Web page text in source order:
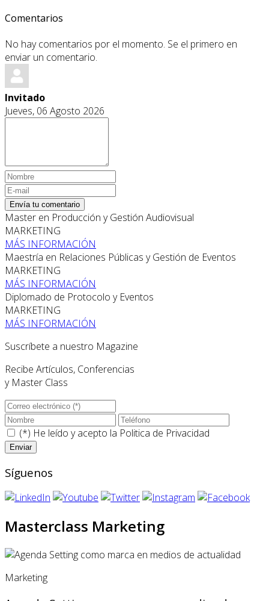
Comentarios
No hay comentarios por el momento. Se el primero en
enviar un comentario.
Invitado
Jueves, 06 Agosto 2026
Envía tu comentario
Master en Producción y Gestión Audiovisual
MARKETING
MÁS INFORMACIÓN
Maestría en Relaciones Públicas y Gestión de Eventos
MARKETING
MÁS INFORMACIÓN
Diplomado de Protocolo y Eventos
MARKETING
MÁS INFORMACIÓN
Suscríbete a nuestro Magazine
Recibe Artículos, Conferencias
y Master Class
(*) He leído y acepto la Politica de Privacidad
Síguenos
Masterclass Marketing
Marketing